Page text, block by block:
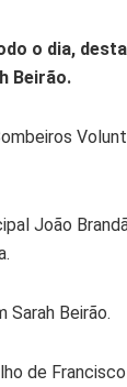
o dia,
Beirão.
João
Sarah Beirão.
de